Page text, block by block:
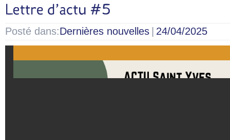
Posté dans:Dernières nouvelles 24/04/2025